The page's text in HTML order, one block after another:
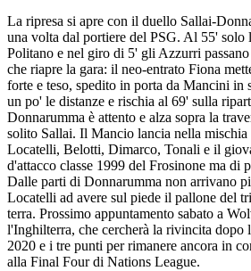
La ripresa si apre con il duello Sallai-
una volta dal portiere del PSG. Al 55' solo
Politano e nel giro di 5' gli Azzurri
che riapre la gara: il neo-entrato Fiona
forte e teso, spedito in porta da Mancini in
un po' le distanze e rischia al 69' sulla
Donnarumma è attento e alza sopra la
solito Sallai. Il Mancio lancia nella
Locatelli, Belotti, Dimarco, Tonali e il
d'attacco classe 1999 del Frosinone ma di
Dalle parti di Donnarumma non arrivano
Locatelli ad avere sul piede il pallone del
terra. Prossimo appuntamento sabato a
l'Inghilterra, che cercherà la rivincita dopo
2020 e i tre punti per rimanere ancora in
alla Final Four di Nations League.